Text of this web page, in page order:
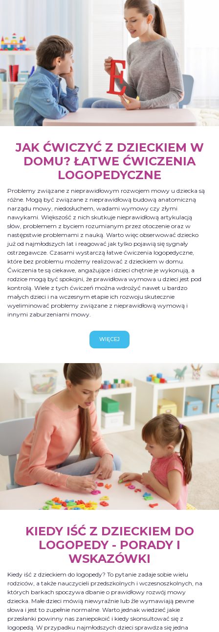
JAK ĆWICZYĆ Z DZIECKIEM W
DOMU? ŁATWE ĆWICZENIA
LOGOPEDYCZNE
Problemy związane z nieprawidłowym rozwojem mowy u dziecka są
różne. Mogą być związane z nieprawidłową budową anatomiczną
narządu mowy, niedosłuchem, wadami wymowy czy złymi
nawykami. Większość z nich skutkuje nieprawidłową artykulacją
słów, problemem z byciem rozumianym przez otoczenie oraz w
następstwie problemami z nauką. Warto więc obserwować dziecko
już od najmłodszych lat i reagować jak tylko pojawią się sygnały
ostrzegawcze. Czasami wystarczą łatwe ćwiczenia logopedyczne,
które bez problemu możemy realizować z dzieckiem w domu.
Ćwiczenia te są ciekawe, angażujące i dzieci chętnie je wykonują, a
rodzice mogą być spokojni, że prawidłowa wymowa u dzieci jest pod
kontrolą. Wiele z tych ćwiczeń można wdrożyć nawet u bardzo
małych dzieci i na wczesnym etapie ich rozwoju skutecznie
wyeliminować problemy związane z nieprawidłową wymową i
innymi zaburzeniami mowy.
WIĘCEJ
KIEDY IŚĆ Z DZIECKIEM DO
LOGOPEDY - PORADY I
WSKAZÓWKI
Kiedy iść z dzieckiem do logopedy? To pytanie zadaje sobie wielu
rodziców, a także nauczycieli przedszkolnych i wczesnoszkolnych, na
których barkach spoczywa dbanie o prawidłowy rozwój mowy
dziecka. Małe dzieci mówią niewyraźnie lub źle wymawiają pewne
słowa i jest to zupełnie normalne. Warto jednak wiedzieć jakie
przesłanki powinny nas zaniepokoić i kiedy skonsultować się z
logopedą. W przypadku najmłodszych dzieci sprawdza się jedna